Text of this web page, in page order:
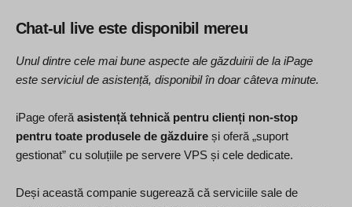
Chat-ul live este disponibil mereu
Unul dintre cele mai bune aspecte ale găzduirii de la iPage
este serviciul de asistență, disponibil în doar câteva minute.
iPage oferă asistență tehnică pentru clienți non-stop
pentru toate produsele de găzduire și oferă „suport
gestionat” cu soluțiile pe servere VPS și cele dedicate.
Deși această companie sugerează că serviciile sale de